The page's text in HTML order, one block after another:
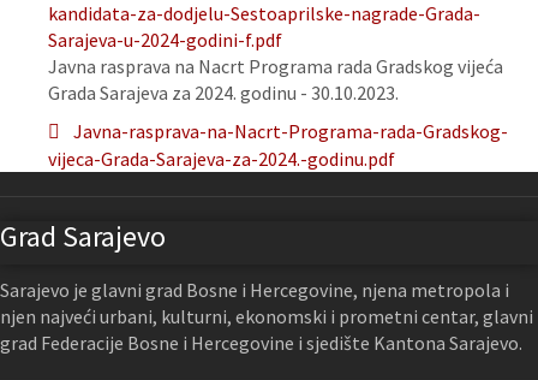
kandidata-za-dodjelu-Sestoaprilske-nagrade-Grada-
Sarajeva-u-2024-godini-f.pdf
Javna rasprava na Nacrt Programa rada Gradskog vijeća
Grada Sarajeva za 2024. godinu - 30.10.2023.
Javna-rasprava-na-Nacrt-Programa-rada-Gradskog-
vijeca-Grada-Sarajeva-za-2024.-godinu.pdf
Grad Sarajevo
Sarajevo je glavni grad Bosne i Hercegovine, njena metropola i
njen najveći urbani, kulturni, ekonomski i prometni centar, glavni
grad Federacije Bosne i Hercegovine i sjedište Kantona Sarajevo.